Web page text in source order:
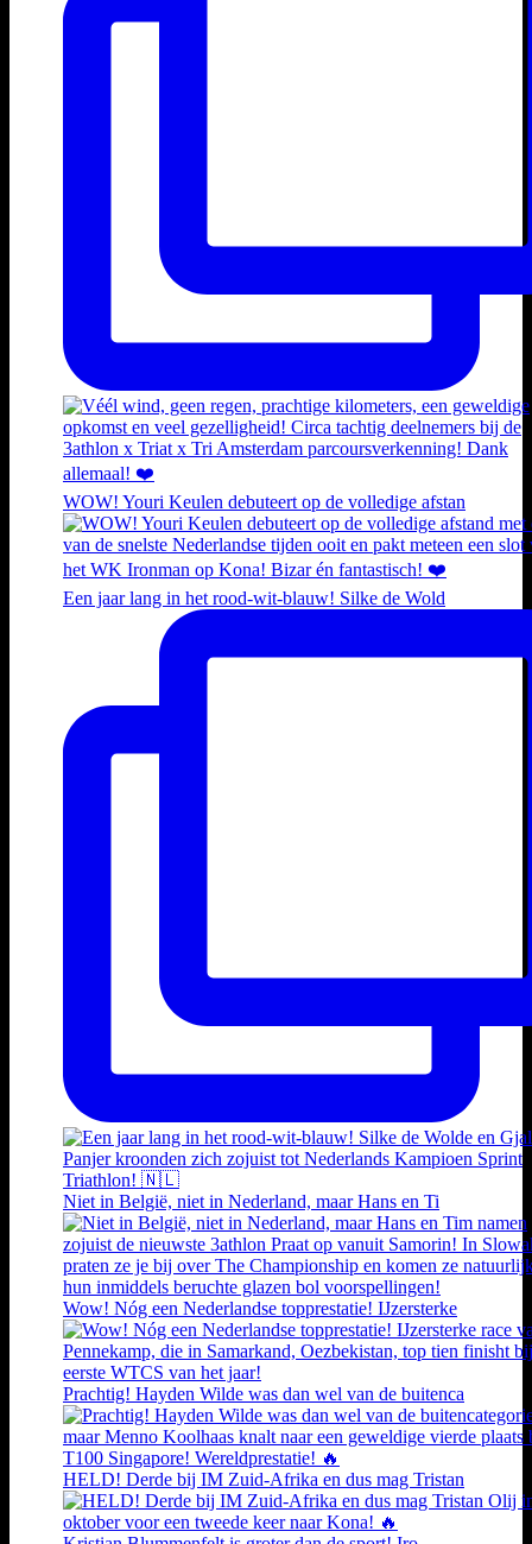
WOW! Youri Keulen debuteert op de volledige afstan
Een jaar lang in het rood-wit-blauw! Silke de Wold
Niet in België, niet in Nederland, maar Hans en Ti
Wow! Nóg een Nederlandse topprestatie! IJzersterke
Prachtig! Hayden Wilde was dan wel van de buitenca
HELD! Derde bij IM Zuid-Afrika en dus mag Tristan